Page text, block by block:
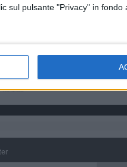
sul pulsante "Privacy" in fondo